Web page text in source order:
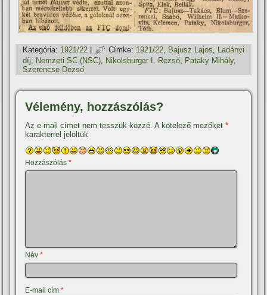
Kategória: 1921/22 | Címke: 1921/22, Bajusz Lajos, Ladányi
dí­j
Nemzeti SC (NSC) Nikolsburger I. Rezső Pataky Mihály,
Szerencse Dezső
Vélemény, hozzászólás?
Az e-mail címet nem tesszük közzé. A kötelező mezőket*
karakterrel jelöltük
Hozzászólás*
Név*
E-mail cím*